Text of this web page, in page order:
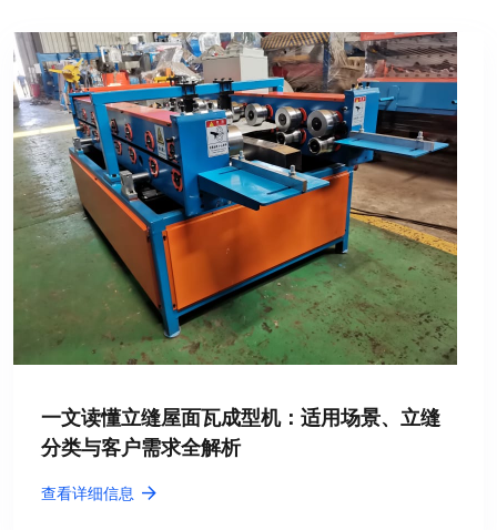
一文读懂立缝屋面瓦成型机：适用场景、立缝
分类与客户需求全解析
查看详细信息